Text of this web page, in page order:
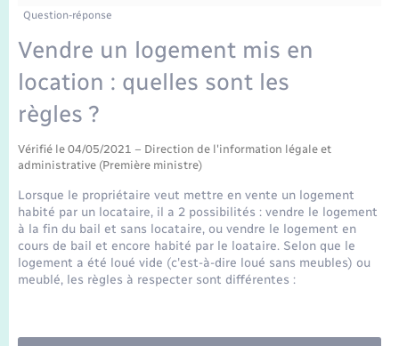
Mariage – PACS
Parrainage civil
Question-réponse
Vendre un logement mis en
location : quelles sont les
règles ?
Vérifié le 04/05/2021 – Direction de l'information légale et
administrative (Première ministre)
Lorsque le propriétaire veut mettre en vente un logement
habité par un locataire, il a 2 possibilités : vendre le logement
à la fin du bail et sans locataire, ou vendre le logement en
cours de bail et encore habité par le loataire. Selon que le
logement a été loué vide (c'est-à-dire loué sans meubles) ou
meublé, les règles à respecter sont différentes :